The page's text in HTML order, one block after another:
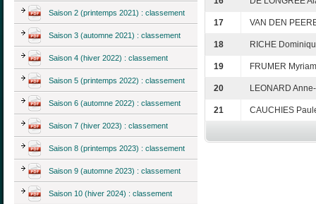
Saison 2 (printemps 2021) : classement
Saison 3 (automne 2021) : classement
Saison 4 (hiver 2022) : classement
Saison 5 (printemps 2022) : classement
Saison 6 (automne 2022) : classement
Saison 7 (hiver 2023) : classement
Saison 8 (printemps 2023) : classement
Saison 9 (automne 2023) : classement
Saison 10 (hiver 2024) : classement
17 VAN DEN
18 RICHE
19 FRUMER Myriam
20 LEONARD
21 CAUCHIES